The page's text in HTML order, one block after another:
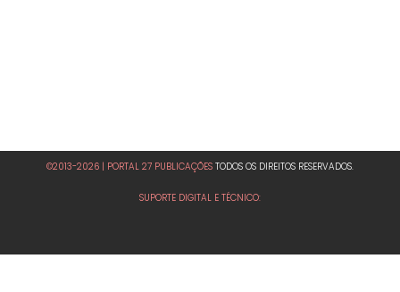
©2013-2026 | PORTAL 27 PUBLICAÇÕES TODOS OS DIREITOS RESERVADOS.
SUPORTE DIGITAL E TÉCNICO: